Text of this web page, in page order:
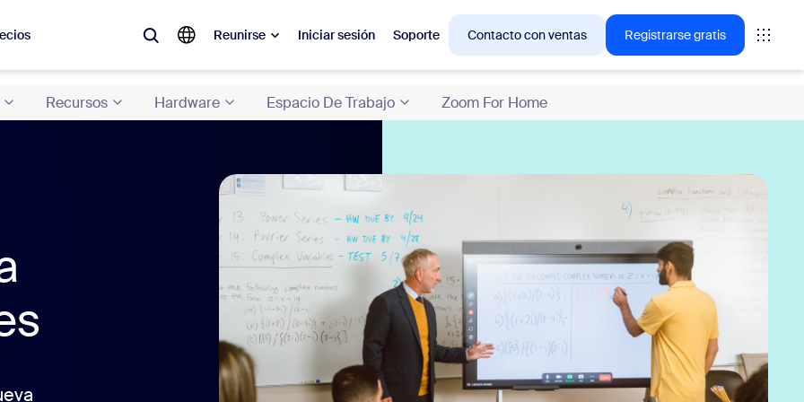
Reunirse Iniciar sesión Soporte Contacto con ventas Registrarse gratis
Reuniones
Rooms
Canvas
de contacto Información de CX
Recursos Hardware Espacio De Trabajo Zoom For Home